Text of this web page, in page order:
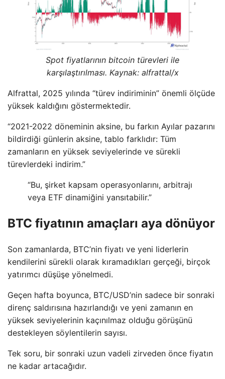
Spot fiyatlarının bitcoin türevleri ile
karşılaştırılması. Kaynak: alfrattal/x
Alfrattal, 2025 yılında “türev indiriminin” önemli ölçüde
yüksek kaldığını göstermektedir.
“2021-2022 döneminin aksine, bu farkın Ayılar pazarını
bildirdiği günlerin aksine, tablo farklıdır: Tüm
zamanların en yüksek seviyelerinde ve sürekli
türevlerdeki indirim.”
“Bu, şirket kapsam operasyonlarını, arbitrajı
veya ETF dinamiğini yansıtabilir.”
BTC fiyatının amaçları aya dönüyor
Son zamanlarda, BTC’nin fiyatı ve yeni liderlerin
kendilerini sürekli olarak kıramadıkları gerçeği, birçok
yatırımcı düşüşe yönelmedi.
Geçen hafta boyunca, BTC/USD’nin sadece bir sonraki
direnç saldırısına hazırlandığı ve yeni zamanın en
yüksek seviyelerinin kaçınılmaz olduğu görüşünü
destekleyen söylentilerin sayısı.
Tek soru, bir sonraki uzun vadeli zirveden önce fiyatın
ne kadar artacağıdır.